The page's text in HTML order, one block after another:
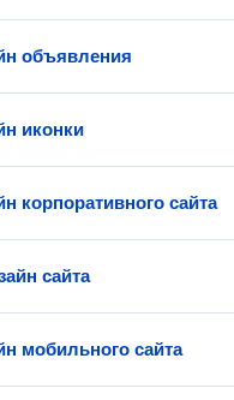
объявления
иконки
корпоративного сайта
сайта
мобильного сайта